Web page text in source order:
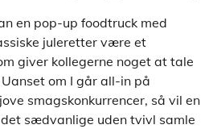
en pop-up foodtruck med
juleretter være et
giver kollegerne noget at tale
om I går all-in på
smagskonkurrencer, så vil en
sædvanlige uden tvivl samle